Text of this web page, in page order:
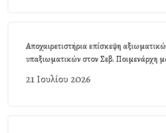
Αποχαιρετιστήρια επίσκεψη
υπαξιωματικών στον Σεβ. Ποιμενάρχη
21 Ιουλίου 2026